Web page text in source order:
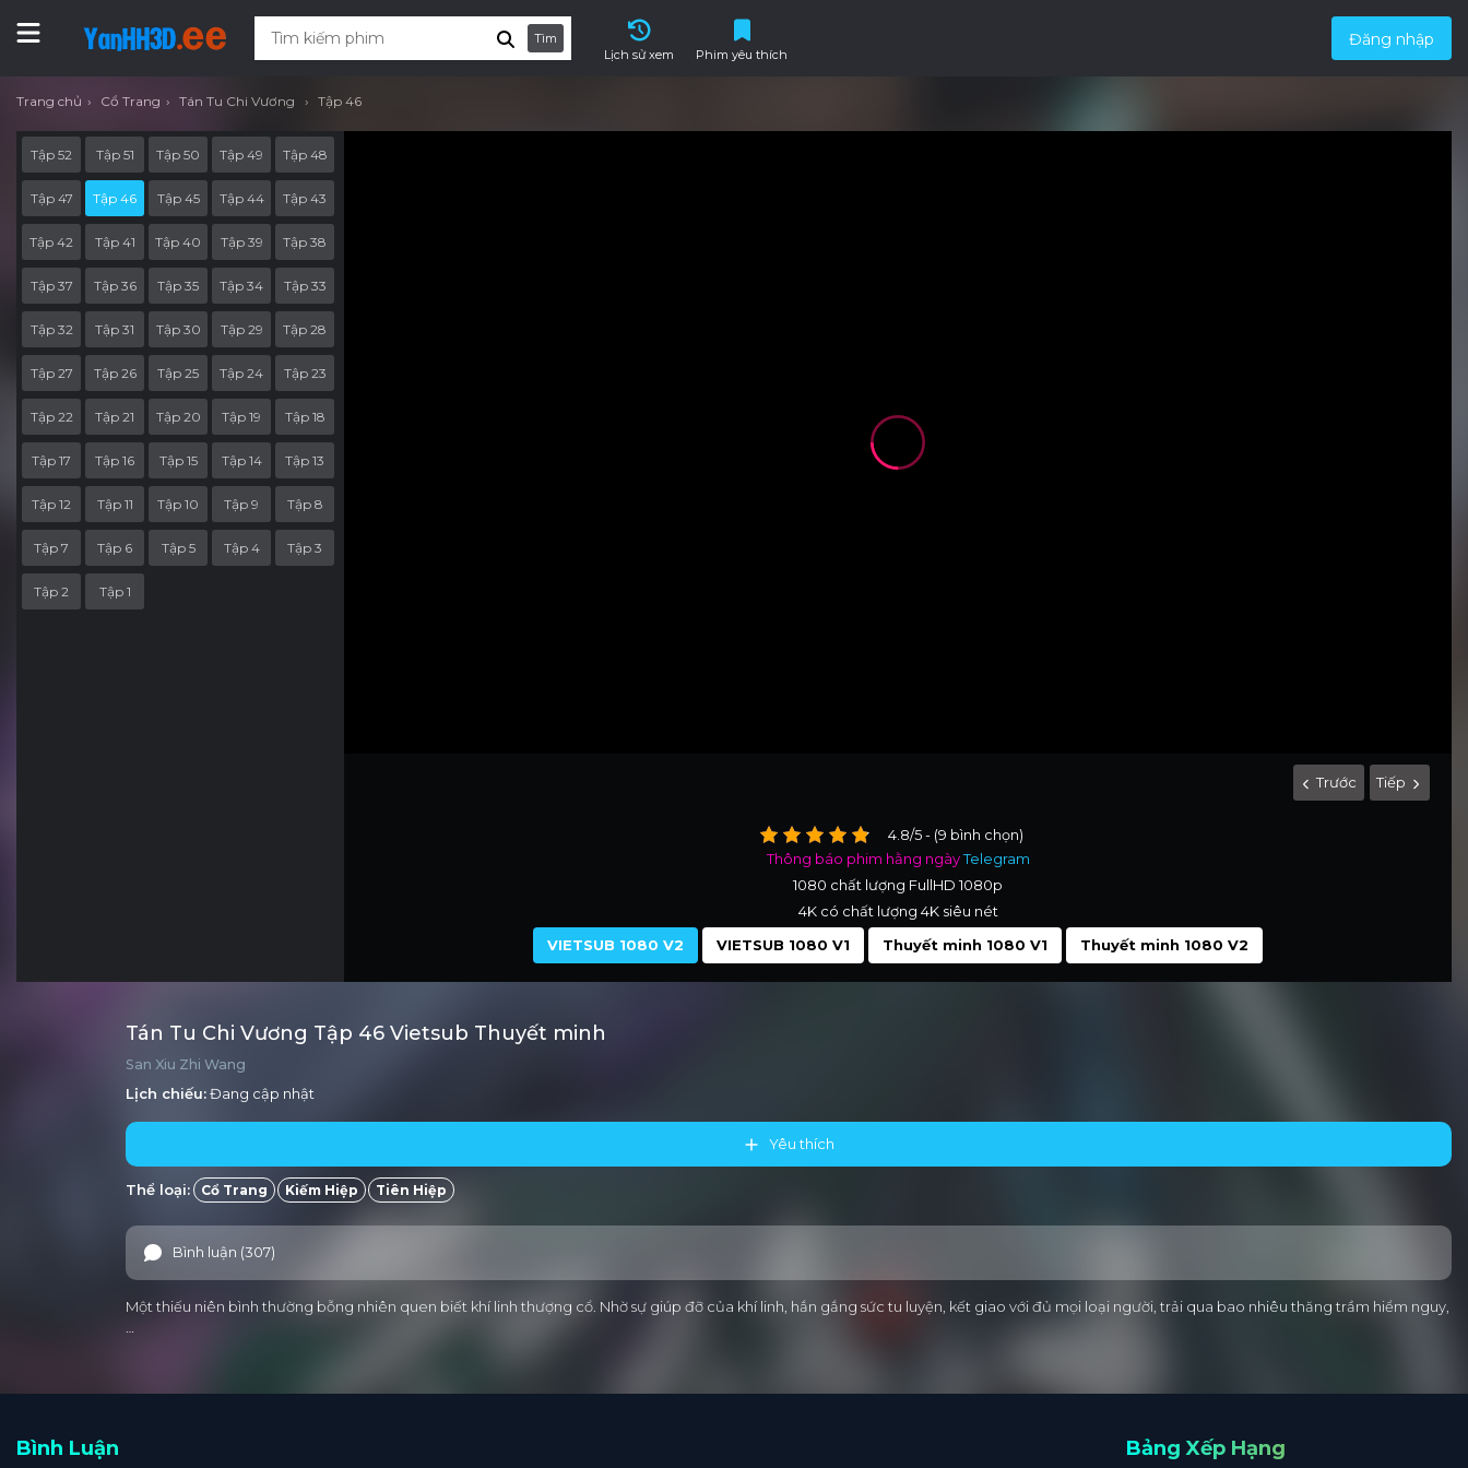
Tìm
Lịch sử xem
Phim yêu thích
Đăng nhập
Trang chủ Cổ Trang Tán Tu Chi Vương Tập 46
Trước Tiếp
4.8/5 - (9 bình chọn)
Thông báo phim hằng ngàyTelegram
1080 chất lượng FullHD 1080p
4K có chất lượng 4K siêu nét
VIETSUB 1080 V2
VIETSUB 1080 V1 Thuyết minh 1080 V1 Thuyết minh 1080 V2
Tập 52 Tập 51 Tập 50 Tập 49 Tập 48
Tập 47 Tập 46 Tập 45 Tập 44 Tập 43
Tập 42 Tập 41 Tập 40 Tập 39 Tập 38
Tập 37 Tập 36 Tập 35 Tập 34 Tập 33
Tập 32 Tập 31 Tập 30 Tập 29 Tập 28
Tập 27 Tập 26 Tập 25 Tập 24 Tập 23
Tập 22 Tập 21 Tập 20 Tập 19 Tập 18
Tập 17 Tập 16 Tập 15 Tập 14 Tập 13
Tập 12 Tập 11 Tập 10 Tập 9 Tập 8
Tập 7 Tập 6 Tập 5 Tập 4 Tập 3
Tập 2 Tập 1
Tán Tu Chi Vương Tập 46 Vietsub Thuyết minh
San Xiu Zhi Wang
Lịch chiếu:Đang cập nhật
Yêu thích
Thể loại: Cổ Trang Kiếm Hiệp Tiên Hiệp
Bình luận (307)
Một thiếu niên bình thường bỗng nhiên quen biết khí linh thượng cổ. Nhờ sự giúp đỡ của khí linh, hắn gắng sức tu luyện, kết giao với đủ mọi loại người, trải qua bao nhiêu thăng trầm hiểm nguy,
Bình Luận Bảng Xếp Hạng